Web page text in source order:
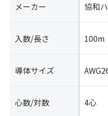
メーカー 協和
入数/長さ 100m
導体サイズ
心数/対数 4心